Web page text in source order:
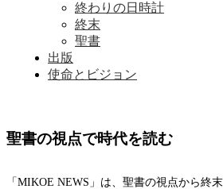
終わりの日時計
終末
聖書
出版
使命とビジョン
聖書の視点で時代を読む
「MIKOE NEWS」は、聖書の視点から終